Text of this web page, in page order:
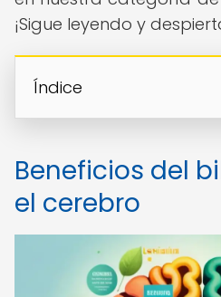
¡Sigue leyendo y
Índice
Beneficios del
el cerebro